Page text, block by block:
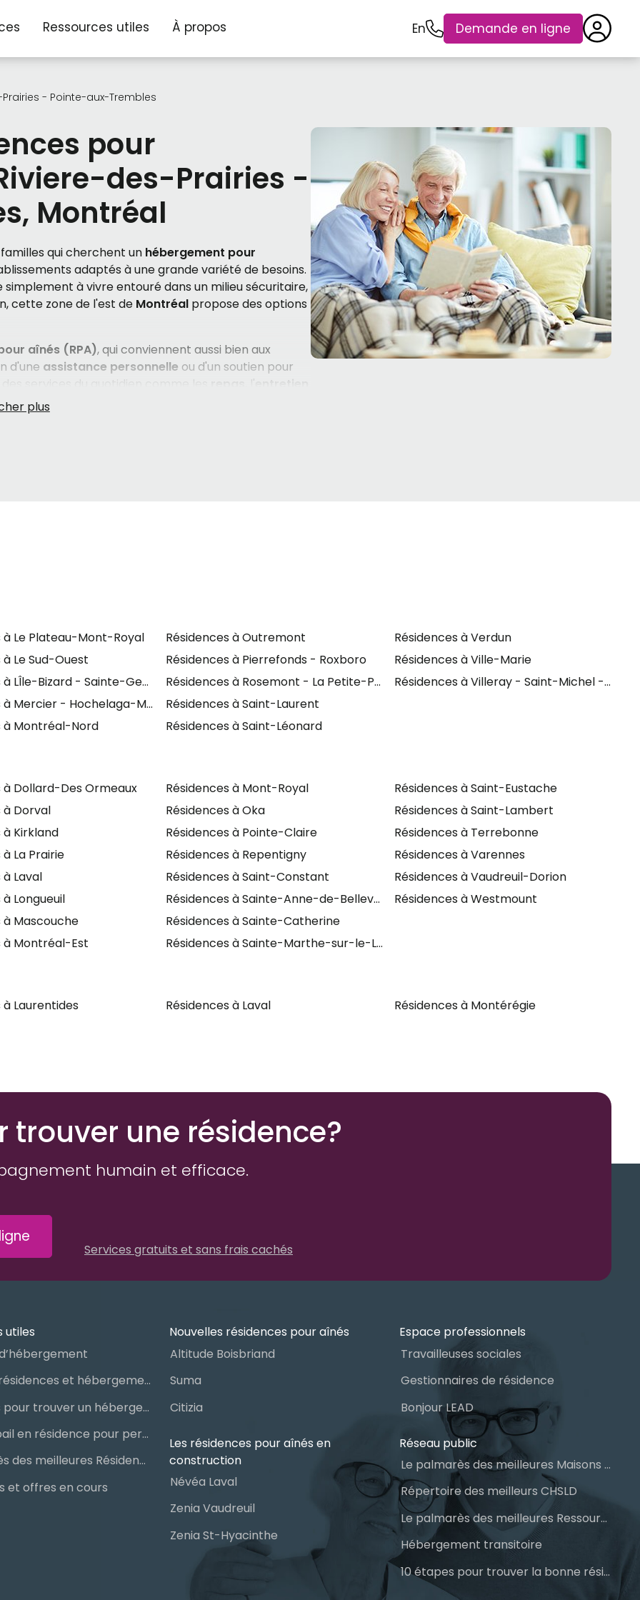
Ressources utiles À propos En Demande en ligne
- Pointe-aux-Trembles
pour
des-Prairies -
Montréal
familles qui cherchent un hébergement pour
adaptés à une grande variété de besoins.
à vivre entouré dans un milieu sécuritaire,
cette zone de l'est de Montréal propose des options
aînés (RPA), qui conviennent aussi bien aux
d'une assistance personnelle ou d'un soutien pour
, l'
24 heures sur 24, 7 jours sur 7
notamment les personnes touchées par
deux communautés linguistiques. Chaque situation
avec une personne de confiance peut faire toute
à Le Plateau-Mont-Royal
Le Sud-Ouest
à LÎle-Bizard - Sainte-Geneviève
à Mercier - Hochelaga-Maisonneuve
à Montréal-Nord
Résidences à Outremont
Résidences à Pierrefonds - Roxboro
Résidences à Rosemont - La Petite-Patrie
Résidences à Saint-Laurent
Résidences à Saint-Léonard
Résidences à Verdun
Résidences à Ville-Marie
Résidences à Villeray - Saint-Michel -
à Dollard-Des Ormeaux
à Dorval
à Kirkland
La Prairie
à Laval
Longueuil
à Mascouche
à Montréal-Est
Résidences à Mont-Royal
Résidences à Oka
Résidences à Pointe-Claire
Résidences à Repentigny
Résidences à Saint-Constant
Résidences à Sainte-Anne-de-Bellevue
Résidences à Sainte-Catherine
Résidences à Sainte-Marthe-sur-le-Lac
Résidences à Saint-Eustache
Résidences à Saint-Lambert
Résidences à Terrebonne
Résidences à Varennes
Résidences à Vaudreuil-Dorion
Résidences à Westmount
à Laurentides Résidences à Laval Résidences à Montérégie
trouver une résidence?
humain et efficace.
Services gratuits et sans frais cachés
utiles
Guide des résidences et hébergements pour aînés
Les étapes pour trouver un hébergement public ou privé
Signer un bail en résidence pour personnes âgées (RPA) : ce qu’il faut savoir
Le palmarès des meilleures Résidences Privées pour Aînés (RPA)
et offres en cours
Nouvelles résidences pour aînés
Altitude Boisbriand
Suma
Citizia
Les résidences pour aînés en
construction
Névéa Laval
Zenia Vaudreuil
Zenia St-Hyacinthe
Espace professionnels
Travailleuses sociales
Gestionnaires de résidence
Bonjour LEAD
Réseau public
Le palmarès des meilleures Maisons des aînés du Québec
Répertoire des meilleurs CHSLD
Le palmarès des meilleures Ressources Intermédiaires (RI)
Hébergement transitoire
10 étapes pour trouver la bonne résidence pour personnes âgées